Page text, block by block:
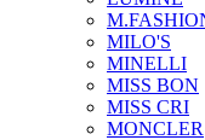
MILO'S
MINELLI
MISS BON
MISS CRI
MONCLER